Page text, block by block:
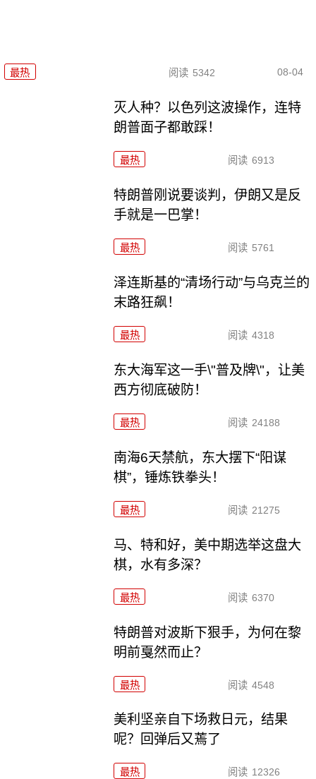
最热 阅读 5342 08-04
灭人种？以色列这波操作，连特
朗普面子都敢踩！
最热 阅读 6913
特朗普刚说要谈判，伊朗又是反
手就是一巴掌！
最热 阅读 5761
泽连斯基的“清场行动”与乌克兰的
末路狂飙！
最热 阅读 4318
东大海军这一手\"普及牌\"，让美
西方彻底破防！
最热 阅读 24188
南海6天禁航，东大摆下“阳谋
棋”，锤炼铁拳头！
最热 阅读 21275
马、特和好，美中期选举这盘大
棋，水有多深？
最热 阅读 6370
特朗普对波斯下狠手，为何在黎
明前戛然而止？
最热 阅读 4548
美利坚亲自下场救日元，结果
呢？回弹后又蔫了
最热 阅读 12326